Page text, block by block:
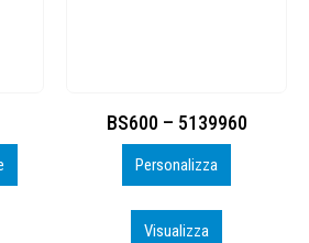
Toppe ricamate in HD
Personalizza
Visualizza